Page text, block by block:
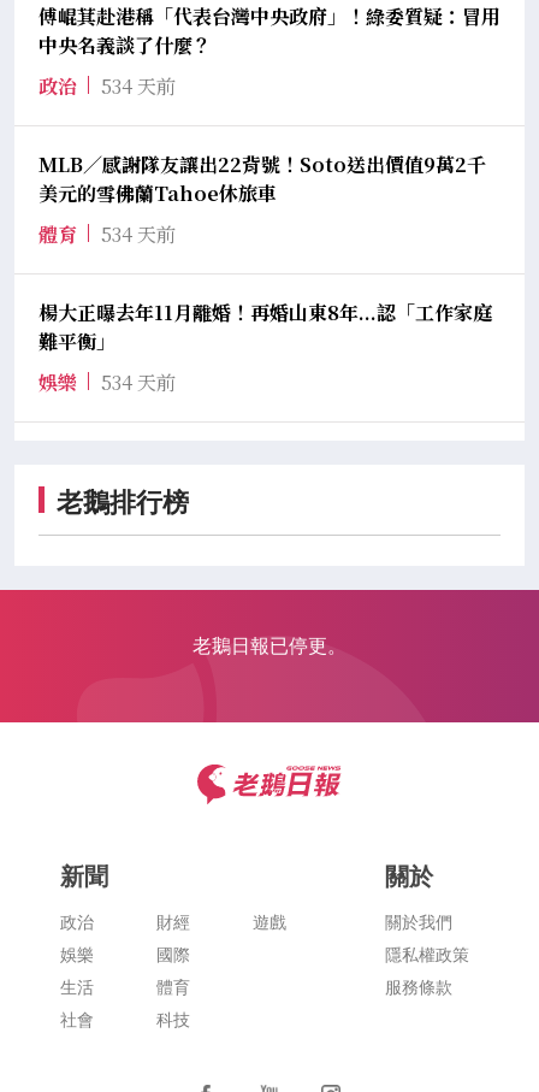
傅崐萁赴港稱「代表台灣中央政府」！綠委質疑：冒用
中央名義談了什麼？
政治
534 天前
MLB／感謝隊友讓出22背號！Soto送出價值9萬2千
美元的雪佛蘭Tahoe休旅車
體育
534 天前
楊大正曝去年11月離婚！再婚山東8年...認「工作家庭
難平衡」
娛樂
534 天前
老鵝排行榜
老鵝日報已停更。
新聞
政治
娛樂
生活
社會
財經
國際
體育
科技
遊戲
關於
關於我們
隱私權政策
服務條款